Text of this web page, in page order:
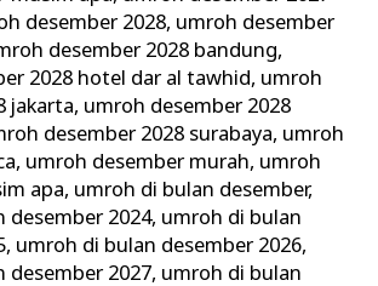
desember 2028, umroh desember
desember 2028 bandung,
2028 hotel dar al tawhid, umroh
jakarta, umroh desember 2028
desember 2028 surabaya, umroh
, umroh desember murah, umroh
apa, umroh di bulan desember,
desember 2024, umroh di bulan
, umroh di bulan desember 2026,
desember 2027, umroh di bulan